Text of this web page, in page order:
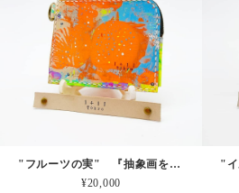
"フルーツの実" 『抽象画を革に！』シリーズ 持ち歩くアートを日常に！ 一点物 本革 小さいおサイフ
¥20,000